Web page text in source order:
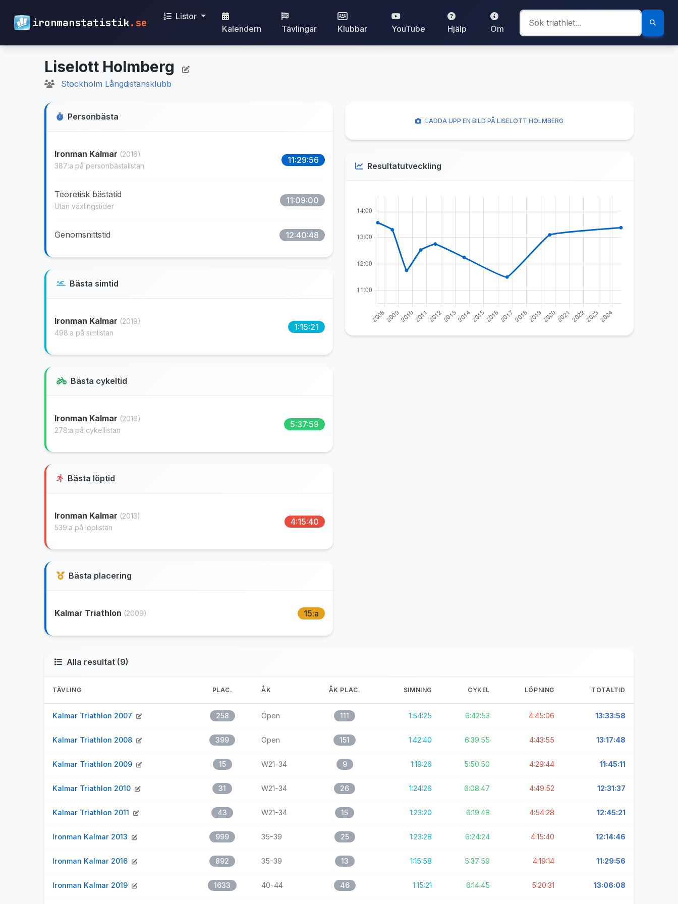
ironmanstatistik.se
Listor
Kalendern
Tävlingar Klubbar YouTube Hjälp Om
Liselott Holmberg
Stockholm Långdistansklubb
Personbästa
Ironman Kalmar (2016)
387:a på personbästalistan
11:29:56
Teoretisk bästatid
Utan växlingstider
11:09:00
Genomsnittstid 12:40:48
Bästa simtid
Ironman Kalmar (2019)
498:a på simlistan
1:15:21
Bästa cykeltid
Ironman Kalmar (2016)
278:a på cykellistan
5:37:59
Bästa löptid
Ironman Kalmar (2013)
539:a på löplistan
4:15:40
Bästa placering
Kalmar Triathlon (2009) 15:a
LADDA UPP EN BILD PÅ LISELOTT HOLMBERG
Resultatutveckling
Alla resultat (9)
TÄVLING PLAC. ÅK ÅK PLAC. SIMNING CYKEL LÖPNING TOTALTID
Kalmar Triathlon 2007 258 Open 111 1:54:25 6:42:53 4:45:06 13:33:58
Kalmar Triathlon 2008 399 Open 151 1:42:40 6:39:55 4:43:55 13:17:48
Kalmar Triathlon 2009 15 W21-34 9 1:19:26 5:50:50 4:29:44 11:45:11
Kalmar Triathlon 2010 31 W21-34 26 1:24:26 6:08:47 4:49:52 12:31:37
Kalmar Triathlon 2011 43 W21-34 15 1:23:20 6:19:48 4:54:28 12:45:21
Ironman Kalmar 2013 999 35-39 25 1:23:28 6:24:24 4:15:40 12:14:46
Ironman Kalmar 2016 892 35-39 13 1:15:58 5:37:59 4:19:14 11:29:56
Ironman Kalmar 2019 1633 40-44 46 1:15:21 6:14:45 5:20:31 13:06:08